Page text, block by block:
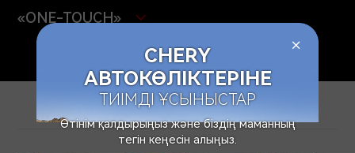
«ONE-TOUCH»
+
СHERY
АВТОКӨЛІКТЕРІНЕ
ТИІМДІ ҰСЫНЫСТАР
Өтінім қалдырыңыз және біздің маманның
тегін кеңесін алыңыз.